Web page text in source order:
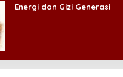
Energi dan Gizi Generasi